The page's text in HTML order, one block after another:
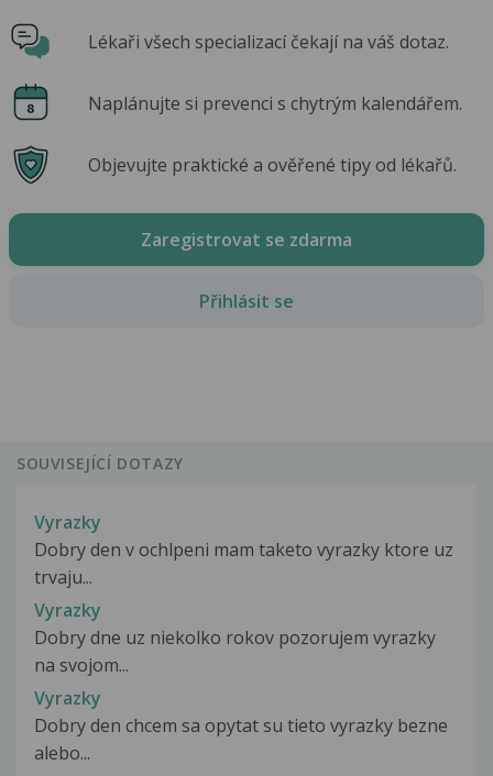
Lékaři všech specializací čekají na váš dotaz.
Naplánujte si prevenci s chytrým kalendářem.
Objevujte praktické a ověřené tipy od lékařů.
Zaregistrovat se zdarma
Přihlásit se
SOUVISEJÍCÍ DOTAZY
Vyrazky
Dobry den v ochlpeni mam taketo vyrazky ktore uz
trvaju...
Vyrazky
Dobry dne uz niekolko rokov pozorujem vyrazky
na svojom...
Vyrazky
Dobry den chcem sa opytat su tieto vyrazky bezne
alebo...